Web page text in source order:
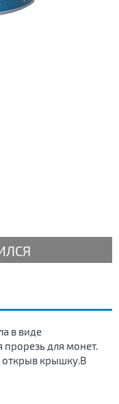
в виде
прорезь для монет.
открыв крышку.В